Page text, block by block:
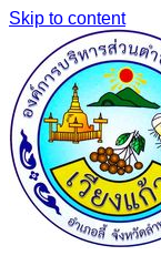
Skip to content